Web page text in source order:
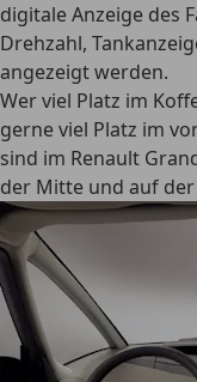
digitale Anzeige des
Drehzahl,
angezeigt werden.
Wer viel Platz im
gerne viel Platz im
sind im Renault
der Mitte und auf